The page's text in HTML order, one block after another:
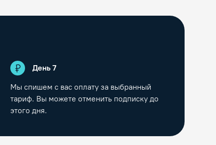
День7
Мы спишем с вас оплату за выбранный
тариф. Вы можете отменить подписку до
этого дня.